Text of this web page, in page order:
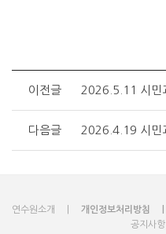
이전글 2026.5.11 시민
다음글 2026.4.19 시민
연수원소개 개인정보처리방침
공지사항